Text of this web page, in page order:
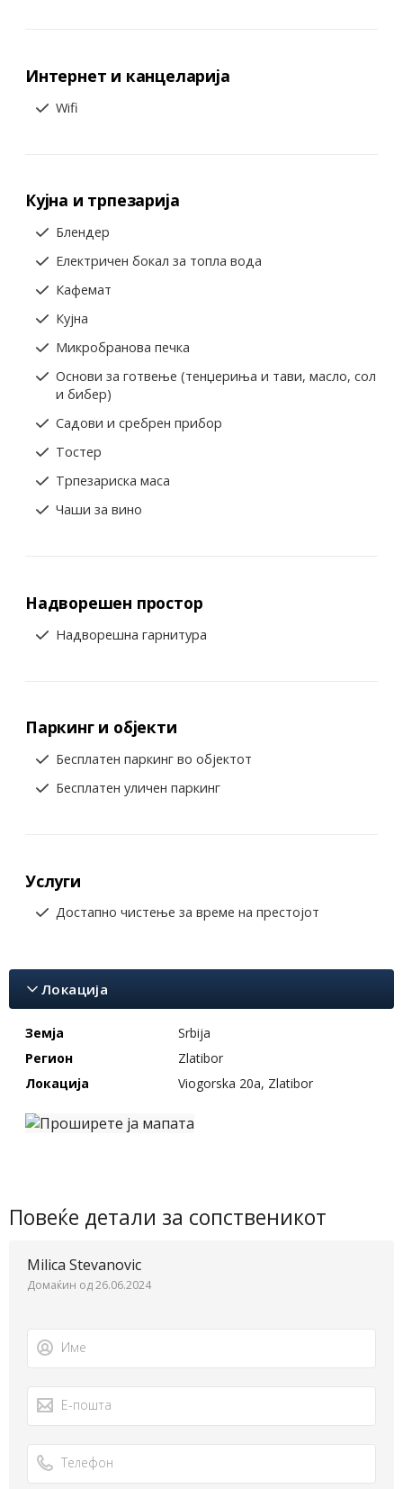
Интернет и канцеларија
Wifi
Кујна и трпезарија
Блендер
Електричен бокал за топла вода
Кафемат
Кујна
Микробранова печка
Основи за готвење (тенџериња и тави, масло, сол
и бибер)
Садови и сребрен прибор
Тостер
Трпезариска маса
Чаши за вино
Надворешен простор
Надворешна гарнитура
Паркинг и објекти
Бесплатен паркинг во објектот
Бесплатен уличен паркинг
Услуги
Достапно чистење за време на престојот
Локација
Земја
Srbija
Регион
Zlatibor
Локација
Viogorska 20a, Zlatibor
Повеќе детали за сопственикот
Milica Stevanovic
Домаќин од 26.06.2024